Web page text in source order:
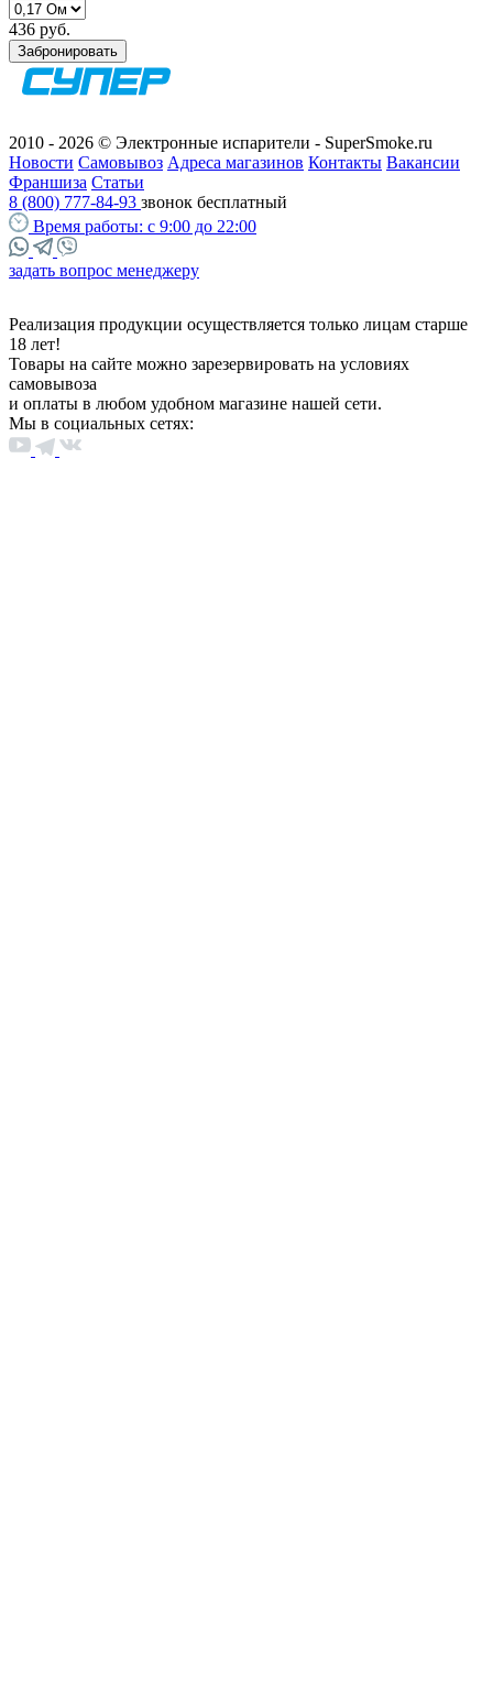
436 руб.
Забронировать
2010 - 2026 © Электронные испарители - SuperSmoke.ru
Новости Самовывоз Адреса магазинов Контакты Вакансии
Франшиза Статьи
8 (800) 777-84-93 звонок бесплатный
Время работы: с 9:00 до 22:00
задать вопрос менеджеру
Реализация продукции осуществляется только лицам старше
18 лет!
Товары на сайте можно зарезервировать на условиях
самовывоза
и оплаты в любом удобном магазине нашей сети.
Мы в социальных сетях: